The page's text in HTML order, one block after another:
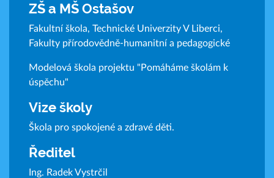
ZŠ a MŠ Ostašov
Fakultní škola, Technické Univerzity V Liberci,
Fakulty přírodovědně-humanitní a pedagogické
Modelová škola projektu "Pomáháme školám k
úspěchu"
Vize školy
Škola pro spokojené a zdravé děti.
Ředitel
Ing. Radek Vystrčil